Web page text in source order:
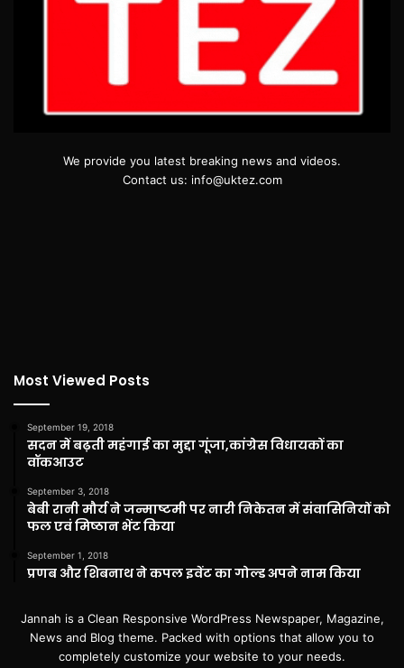
We provide you latest breaking news and videos.
Contact us: info@uktez.com
Most Viewed Posts
September 19, 2018
सदन में बढ़ती महंगाई का मुद्दा गूंजा,कांग्रेस विधायकों का
वॉकआउट
September 3, 2018
बेबी रानी मौर्य ने जन्माष्टमी पर नारी निकेतन में संवासिनियों को
फल एवं मिष्ठान भेंट किया
September 1, 2018
प्रणब और शिबनाथ ने कपल इवेंट का गोल्ड अपने नाम किया
Jannah is a Clean Responsive WordPress Newspaper, Magazine,
News and Blog theme. Packed with options that allow you to
completely customize your website to your needs.